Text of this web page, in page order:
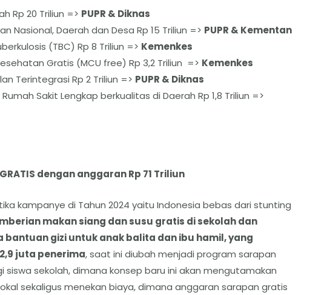
Rp 20 Triliun => PUPR & Diknas
Nasional, Daerah dan Desa Rp 15 Triliun => PUPR & Kementan
(TBC) Rp 8 Triliun => Kemenkes
Gratis (MCU free) Rp 3,2 Triliun => Kemenkes
Terintegrasi Rp 2 Triliun => PUPR & Diknas
Sakit Lengkap berkualitas di Daerah Rp 1,8 Triliun =>
GRATIS dengan anggaran Rp 71 Triliun
kampanye di Tahun 2024 yaitu Indonesia bebas dari stunting
makan siang dan susu gratis di sekolah dan
bantuan gizi untuk anak balita dan ibu hamil, yang
juta penerima, saat ini diubah menjadi program sarapan
siswa sekolah, dimana konsep baru ini akan mengutamakan
sekaligus menekan biaya, dimana anggaran sarapan gratis